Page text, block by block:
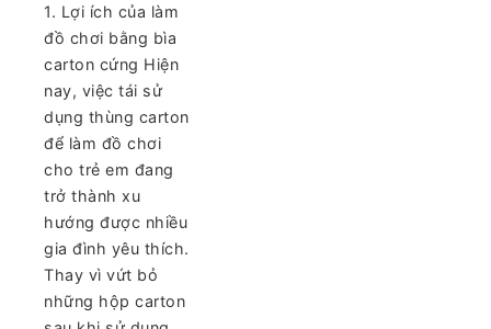
1. Lợi ích của làm
đồ chơi bằng bìa
carton cứng Hiện
nay, việc tái sử
dụng thùng carton
để làm đồ chơi
cho trẻ em đang
trở thành xu
hướng được nhiều
gia đình yêu thích.
Thay vì vứt bỏ
những hộp carton